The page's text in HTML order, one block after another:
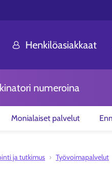
Henkilöasiakkaat
numeroina
Monialaiset palvelut
ja tutkimus Työvoimapalvelut